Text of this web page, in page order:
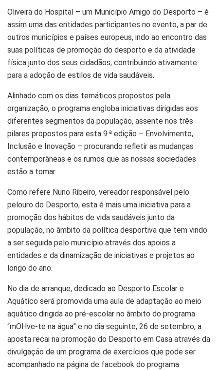
Oliveira do Hospital – um Município Amigo do Desporto – é
assim uma das entidades participantes no evento, a par de
outros municípios e países europeus, indo ao encontro das
suas políticas de promoção do desporto e da atividade
física junto dos seus cidadãos, contribuindo ativamente
para a adoção de estilos de vida saudáveis.
Alinhado com os dias temáticos propostos pela
organização, o programa engloba iniciativas dirigidas aos
diferentes segmentos da população, assente nos três
pilares propostos para esta 9.ª edição – Envolvimento,
Inclusão e Inovação – procurando refletir as mudanças
contemporâneas e os rumos que as nossas sociedades
estão a tomar.
Como refere Nuno Ribeiro, vereador responsável pelo
pelouro do Desporto, esta é mais uma iniciativa para a
promoção dos hábitos de vida saudáveis junto da
população, no âmbito da política desportiva que tem vindo
a ser seguida pelo município através dos apoios a
entidades e da dinamização de iniciativas e projetos ao
longo do ano.
No dia de arranque, dedicado ao Desporto Escolar e
Aquático será promovida uma aula de adaptação ao meio
aquático dirigida ao pré-escolar no âmbito do programa
“mOHve-te na água” e no dia seguinte, 26 de setembro, a
aposta recai na promoção do Desporto em Casa através da
divulgação de um programa de exercícios que pode ser
acompanhado na página de facebook do programa